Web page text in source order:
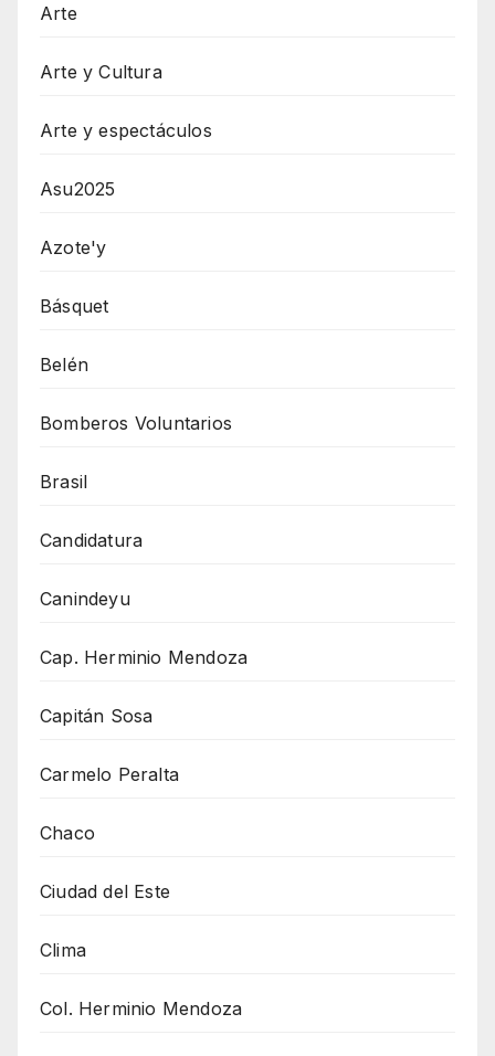
Arte
Arte y Cultura
Arte y espectáculos
Asu2025
Azote'y
Básquet
Belén
Bomberos Voluntarios
Brasil
Candidatura
Canindeyu
Cap. Herminio Mendoza
Capitán Sosa
Carmelo Peralta
Chaco
Ciudad del Este
Clima
Col. Herminio Mendoza